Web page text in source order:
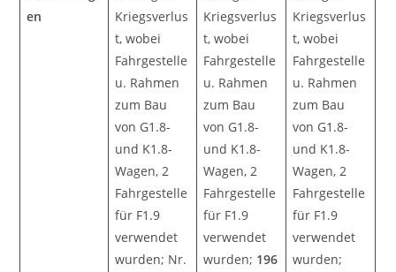
en
Kriegsverlus
t, wobei
Fahrgestelle
u. Rahmen
zum Bau
von G1.8-
und K1.8-
Wagen, 2
Fahrgestelle
für F1.9
verwendet
wurden; Nr.
Kriegsverlus
t, wobei
Fahrgestelle
u. Rahmen
zum Bau
von G1.8-
und K1.8-
Wagen, 2
Fahrgestelle
für F1.9
verwendet
wurden; 196
Kriegsverlus
t, wobei
Fahrgestelle
u. Rahmen
zum Bau
von G1.8-
und K1.8-
Wagen, 2
Fahrgestelle
für F1.9
verwendet
wurden;